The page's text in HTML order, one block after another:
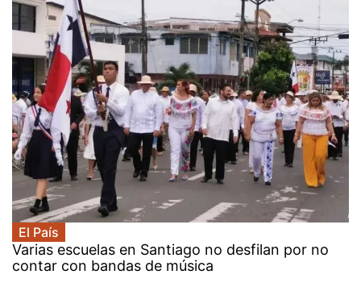
El País
Varias escuelas en Santiago no desfilan por no
contar con bandas de música